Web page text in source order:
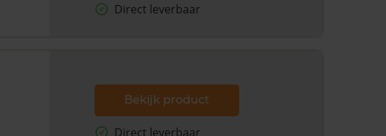
Direct leverbaar
Bekijk product
Direct leverbaar